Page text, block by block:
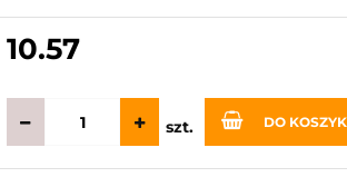
10.57
szt. DO